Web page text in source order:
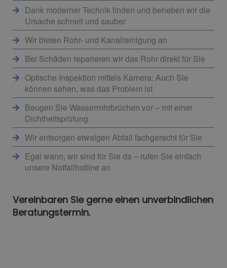
Dank moderner Technik finden und beheben wir die
Ursache schnell und sauber
Wir bieten Rohr- und Kanalreinigung an
Bei Schäden reparieren wir das Rohr direkt für Sie
Optische Inspektion mittels Kamera: Auch Sie
können sehen, was das Problem ist
Beugen Sie Wasserrohrbrüchen vor – mit einer
Dichtheitsprüfung
Wir entsorgen etwaigen Abfall fachgerecht für Sie
Egal wann, wir sind für Sie da – rufen Sie einfach
unsere Notfallhotline an
Vereinbaren Sie gerne einen unverbindlichen
Beratungstermin.